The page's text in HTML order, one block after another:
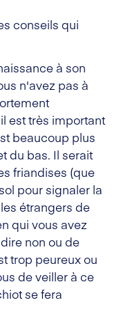
conseils qui
à son
n'avez pas à
est très important
beaucoup plus
du bas. Il serait
friandises (que
pour signaler la
étrangers de
qui vous avez
non ou de
trop peureux ou
de veiller à ce
se fera